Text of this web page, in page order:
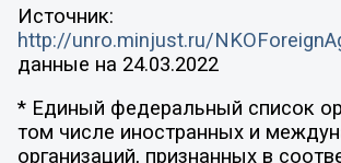
Источник:
http://unro.minjust.ru/
данные на 24.03.2022
* Единый федеральный список
том числе иностранных и
организаций, признанных в